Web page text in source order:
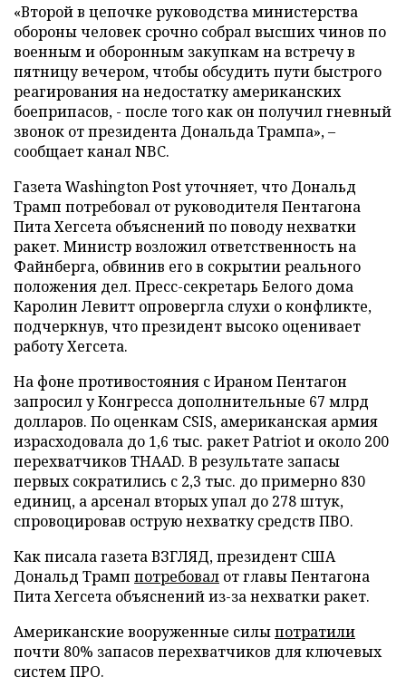
«Второй в цепочке руководства министерства
обороны человек срочно собрал высших чинов по
военным и оборонным закупкам на встречу в
пятницу вечером, чтобы обсудить пути быстрого
реагирования на недостатку американских
боеприпасов, - после того как он получил гневный
звонок от президента Дональда Трампа», –
сообщает канал NBC.
Газета Washington Post уточняет, что Дональд
Трамп потребовал от руководителя Пентагона
Пита Хегсета объяснений по поводу нехватки
ракет. Министр возложил ответственность на
Файнберга, обвинив его в сокрытии реального
положения дел. Пресс-секретарь Белого дома
Каролин Левитт опровергла слухи о конфликте,
подчеркнув, что президент высоко оценивает
работу Хегсета.
На фоне противостояния с Ираном Пентагон
запросил у Конгресса дополнительные 67 млрд
долларов. По оценкам CSIS, американская армия
израсходовала до 1,6 тыс. ракет Patriot и около 200
перехватчиков THAAD. В результате запасы
первых сократились с 2,3 тыс. до примерно 830
единиц, а арсенал вторых упал до 278 штук,
спровоцировав острую нехватку средств ПВО.
Как писала газета ВЗГЛЯД, президент США
Дональд Трамп потребовал от главы Пентагона
Пита Хегсета объяснений из-за нехватки ракет.
Американские вооруженные силыпотратили
почти 80% запасов перехватчиков для ключевых
систем ПРО.